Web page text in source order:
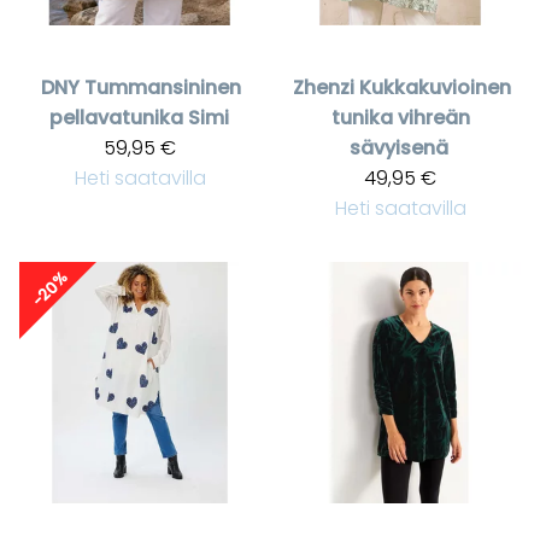
DNY Tummansininen
pellavatunika Simi
59,95 €
Heti saatavilla
Zhenzi Kukkakuvioinen
tunika vihreän
sävyisenä
49,95 €
Heti saatavilla
-20%